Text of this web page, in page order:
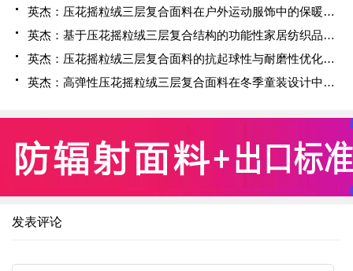
英杰：压花摇粒绒三层复合面料在户外运动服饰中的保暖与透气性能研究
英杰：基于压花摇粒绒三层复合结构的功能性家居纺织品开发与应用
英杰：压花摇粒绒三层复合面料的抗起球性与耐磨性优化技术分析
英杰：高弹性压花摇粒绒三层复合面料在冬季童装设计中的应用实践
发表评论